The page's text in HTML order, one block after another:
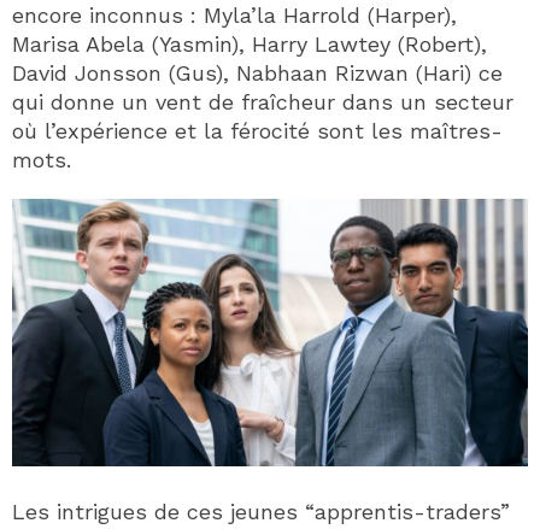
encore inconnus : Myla’la Harrold (Harper),
Marisa Abela (Yasmin), Harry Lawtey (Robert),
David Jonsson (Gus), Nabhaan Rizwan (Hari) ce
qui donne un vent de fraîcheur dans un secteur
où l’expérience et la férocité sont les maîtres-
mots.
Les intrigues de ces jeunes “apprentis-traders”